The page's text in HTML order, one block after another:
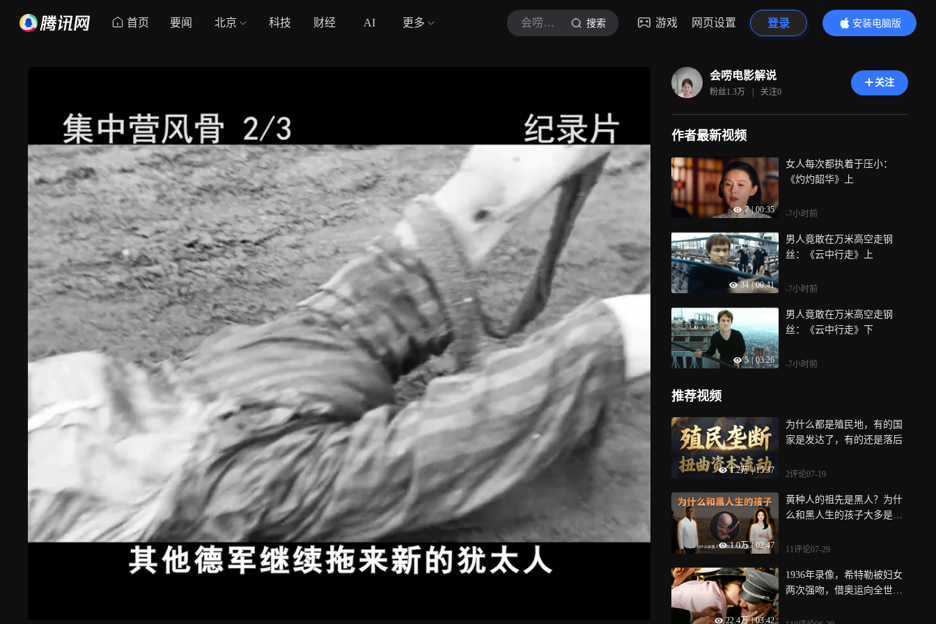
首页 要闻 北京 科技 财经 AI 更多 会唠电影解说 搜索 游戏 网页设置 登录
安装电脑版
内容更精彩
会唠电影解说
粉丝1.3万 | 关注0
关注
作者最新视频
7 | 00:35
女人每次都执着于压小：
《灼灼韶华》上
-7小时前
34 | 00:41
男人竟敢在万米高空走钢
丝：《云中行走》上
-7小时前
5 | 03:26
男人竟敢在万米高空走钢
丝：《云中行走》下
-7小时前
推荐视频
1.2万 | 15:37
为什么都是殖民地，有的国
家是发达了，有的还是落后
2评论07-19
1.0万 | 02:47
黄种人的祖先是黑人？为什
么和黑人生的孩子大多是黑
11评论07-29
22.4万 | 03:42
1936年录像，希特勒被妇女
两次强吻，借奥运向全世界